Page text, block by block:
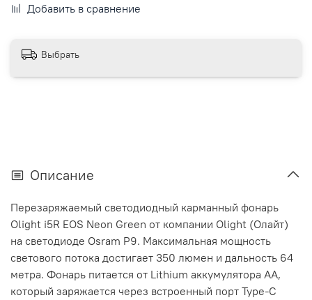
Добавить в сравнение
Выбрать
Описание
Перезаряжаемый светодиодный карманный фонарь
Olight i5R EOS Neon Green от компании Olight (Олайт)
на светодиоде Osram P9. Максимальная мощность
светового потока достигает 350 люмен и дальность 64
метра. Фонарь питается от Lithium аккумулятора АА,
который заряжается через встроенный порт Type-C